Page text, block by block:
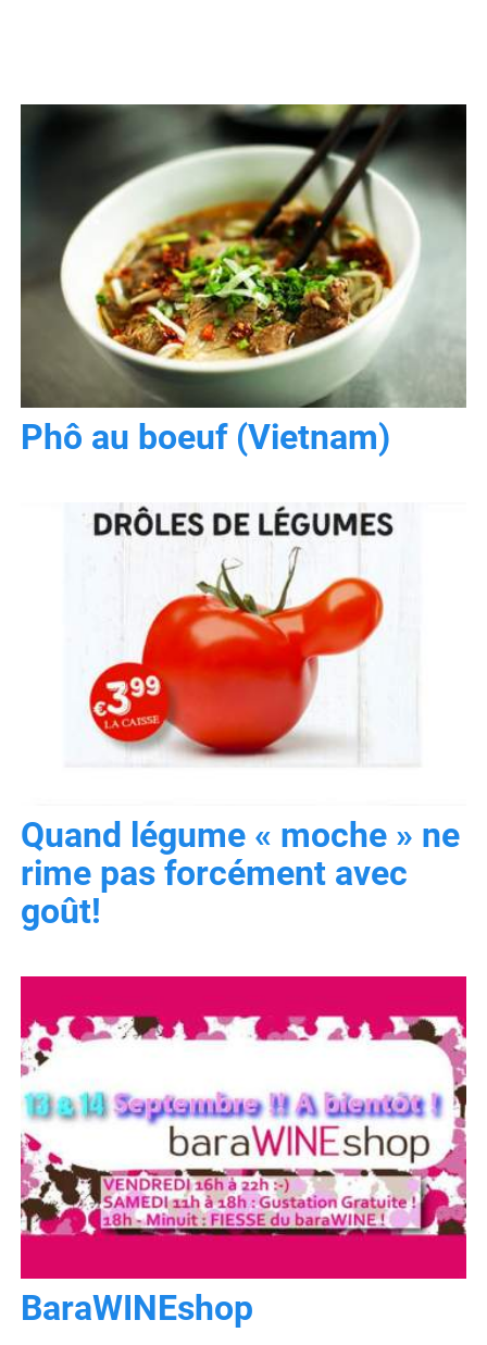
Phô au boeuf (Vietnam)
Quand légume « moche » ne
rime pas forcément avec
goût!
BaraWINEshop